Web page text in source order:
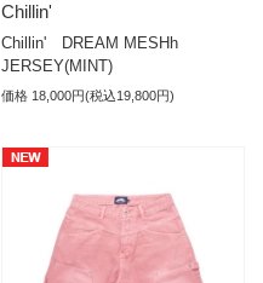
Chillin'
Chillin' DREAM MESHh
JERSEY(MINT)
価格 18,000円(税込19,800円)